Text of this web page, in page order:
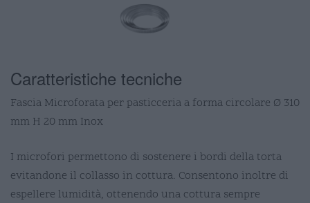
Caratteristiche tecniche
Fascia Microforata per pasticceria a forma circolare Ø 310
mm H 20 mm Inox
I microfori permettono di sostenere i bordi della torta
evitandone il collasso in cottura. Consentono inoltre di
espellere lumidità, ottenendo una cottura sempre